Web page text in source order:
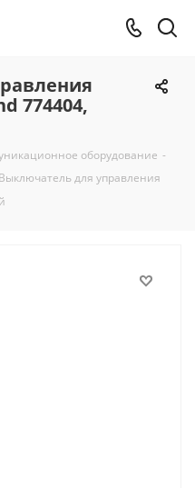
774404,
оборудование -
Выключатель для управления